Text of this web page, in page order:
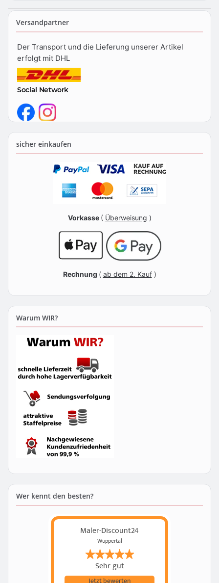
Versandpartner
Der Transport und die Lieferung unserer Artikel
erfolgt mit DHL
Social Network
sicher einkaufen
Vorkasse ( Überweisung )
Rechnung ( ab dem 2. Kauf)
Warum WIR?
Wer kennt den besten?
Maler-Discount24
Wuppertal
Sehr gut
Jetzt bewerten